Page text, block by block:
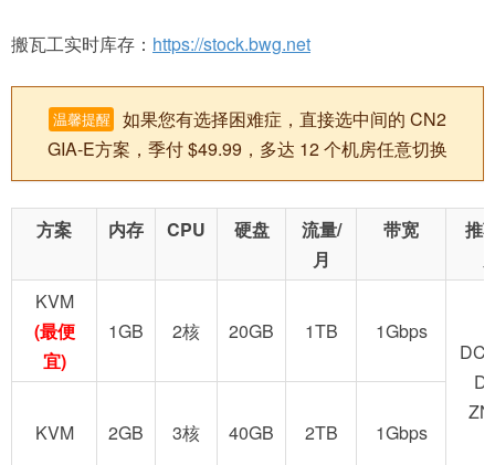
搬瓦工实时库存： https://stock.bwg.net
温馨提醒
如果您有选择困难症，直接选中间的 CN2
GIA-E方案，季付 $49.99，多达 12 个机房任意切换
方案 内存 CPU 硬盘
流量/
月
带宽
推
KVM
(最便
宜)
1GB 2核 20GB 1TB
1Gbps
KVM
2GB 3核 40GB 2TB 1Gbps